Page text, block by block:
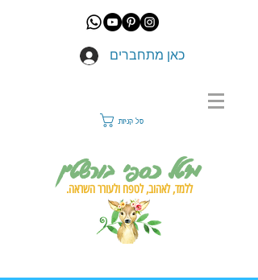
כאן מתחברים
סל קניות
מיטל כספי בורשטין
ללמד, לאהוב, לטפח ולעורר השראה.